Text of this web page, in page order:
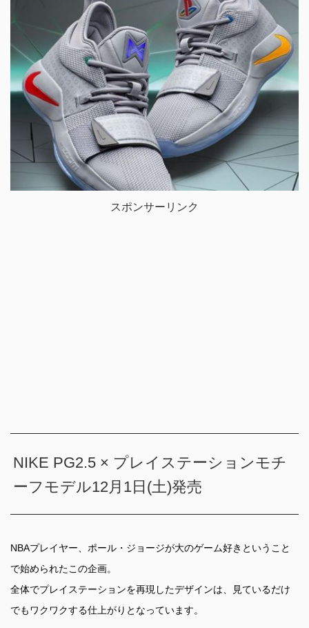
スポンサーリンク
NIKE PG2.5 × プレイステーションモチ
ーフモデル12月1日(土)発売
NBAプレイヤー、ポール・ジョージが大のゲーム好きということ
で始められたこの企画。
全体でプレイステーションを再現したデザインは、見ているだけ
でもワクワクする仕上がりとなっています。